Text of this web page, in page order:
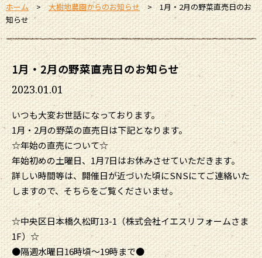
ホーム 大樹地農園からのお知らせ
1月・2月の野菜直売日のお
知らせ
1月・2月の野菜直売日のお知らせ
2023.01.01
いつも大変お世話になっております。
1月・2月の野菜の直売日は下記となります。
☆年始の直売について☆
年始初めの土曜日、1月7日はお休みさせていただきます。
詳しい時間等は、開催日が近づいた頃にSNSにてご連絡いた
しますので、そちらをご覧くださいませ。
☆中央区日本橋久松町13-1（株式会社イエスリフォームさま
1F）☆
●隔週水曜日16時頃～19時まで●